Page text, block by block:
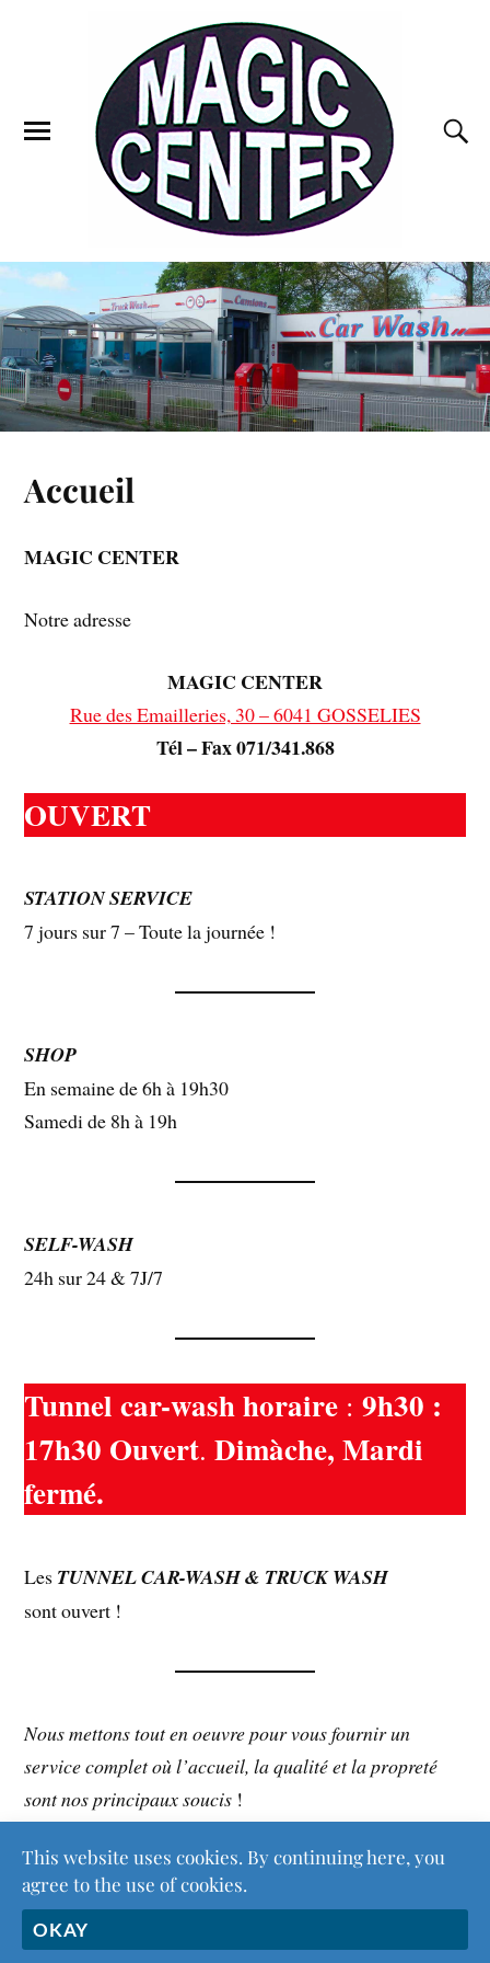
Accueil
MAGIC CENTER
Notre adresse
MAGIC CENTER
Rue des Emailleries, 30 – 6041 GOSSELIES
Tél – Fax 071/341.868
OUVERT
STATION SERVICE
7 jours sur 7 – Toute la journée !
SHOP
En semaine de 6h à 19h30
Samedi de 8h à 19h
SELF-WASH
24h sur 24 & 7J/7
Tunnel car-wash horaire :9h30 :
17h30 Ouvert.Dimàche, Mardi
fermé.
Les TUNNEL CAR-WASH & TRUCK WASH
sont ouvert !
Nous mettons tout en oeuvre pour vous fournir un
service complet où l’accueil, la qualité et la propreté
sont nos principaux soucis !
This website uses cookies. By continuing here, you
agree to the use of cookies.
OKAY